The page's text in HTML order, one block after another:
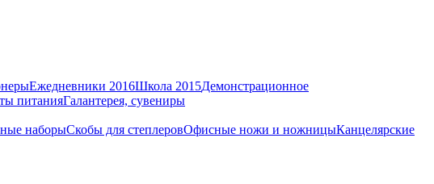
Ежедневники 2016Школа 2015Демонстрационное
питанияГалантерея, сувениры
наборыСкобы для степлеровОфисные ножи и ножницыКанцелярские